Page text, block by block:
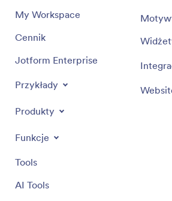
My Workspace
Cennik
Jotform Enterprise
Przykłady
Produkty
Funkcje
Tools
AI Tools